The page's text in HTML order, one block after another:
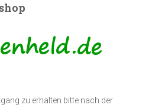
zu erhalten bitte nach der